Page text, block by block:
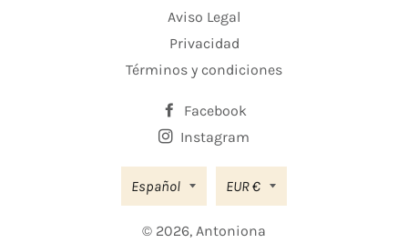
Aviso Legal
Privacidad
Términos y condiciones
Facebook
Instagram
Español Moneda
EUR €
© 2026, Antoniona